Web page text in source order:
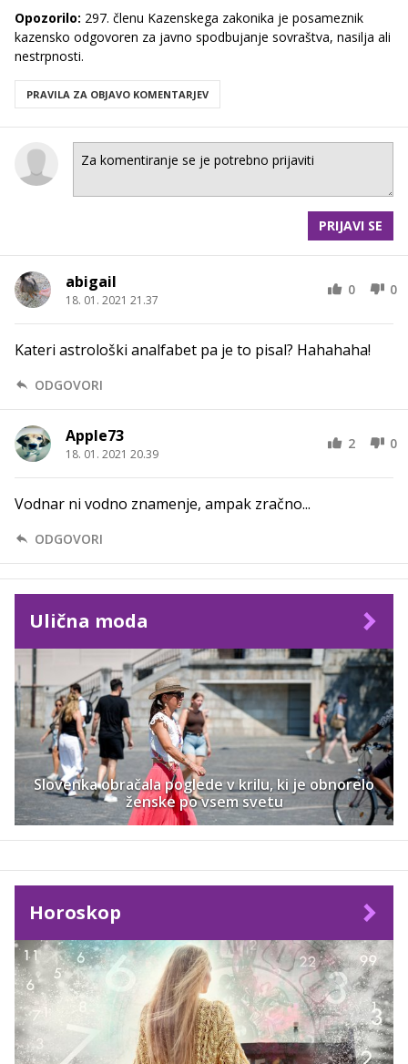
Opozorilo: 297. členu Kazenskega zakonika je posameznik
kazensko odgovoren za javno spodbujanje sovraštva, nasilja ali
nestrpnosti.
PRAVILA ZA OBJAVO KOMENTARJEV
PRIJAVI SE
abigail
18. 01. 2021 21.37
0 0
Kateri astrološki analfabet pa je to pisal? Hahahaha!
ODGOVORI
Apple73
18. 01. 2021 20.39
2 0
Vodnar ni vodno znamenje, ampak zračno...
ODGOVORI
Ulična moda
Slovenka obračala poglede v krilu, ki je obnorelo
ženske po vsem svetu
Horoskop